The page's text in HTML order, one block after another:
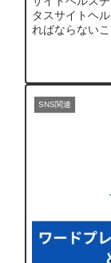
タスサイトヘ
ればならない
SNS関連